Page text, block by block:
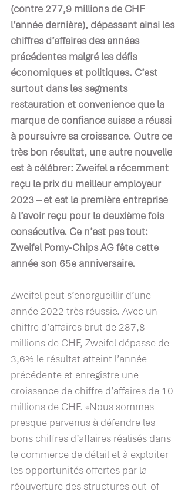
(contre 277,9 millions de CHF
l’année dernière), dépassant ainsi les
chiffres d’affaires des années
précédentes malgré les défis
économiques et politiques. C’est
surtout dans les segments
restauration et convenience que la
marque de confiance suisse a réussi
à poursuivre sa croissance. Outre ce
très bon résultat, une autre nouvelle
est à célébrer: Zweifel a récemment
reçu le prix du meilleur employeur
2023 – et est la première entreprise
à l’avoir reçu pour la deuxième fois
consécutive. Ce n’est pas tout:
Zweifel Pomy-Chips AG fête cette
année son 65e anniversaire.
Zweifel peut s’enorgueillir d’une
année 2022 très réussie. Avec un
chiffre d’affaires brut de 287,8
millions de CHF, Zweifel dépasse de
3,6% le résultat atteint l’année
précédente et enregistre une
croissance de chiffre d’affaires de 10
millions de CHF. «Nous sommes
presque parvenus à défendre les
bons chiffres d’affaires réalisés dans
le commerce de détail et à exploiter
les opportunités offertes par la
réouverture des structures out-of-